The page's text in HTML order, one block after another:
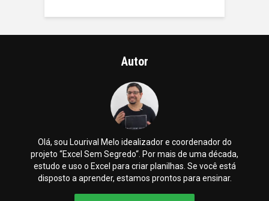
Autor
Olá, sou Lourival Melo idealizador e coordenador do
projeto “Excel Sem Segredo“. Por mais de uma década,
estudo e uso o Excel para criar planilhas. Se você está
disposto a aprender, estamos prontos para ensinar.